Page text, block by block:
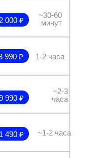
1 490 ₽
990 ₽
990 ₽
2 000 ₽
~30-60
минут
~1-2 часа
~2-3
часа
1-2 часа